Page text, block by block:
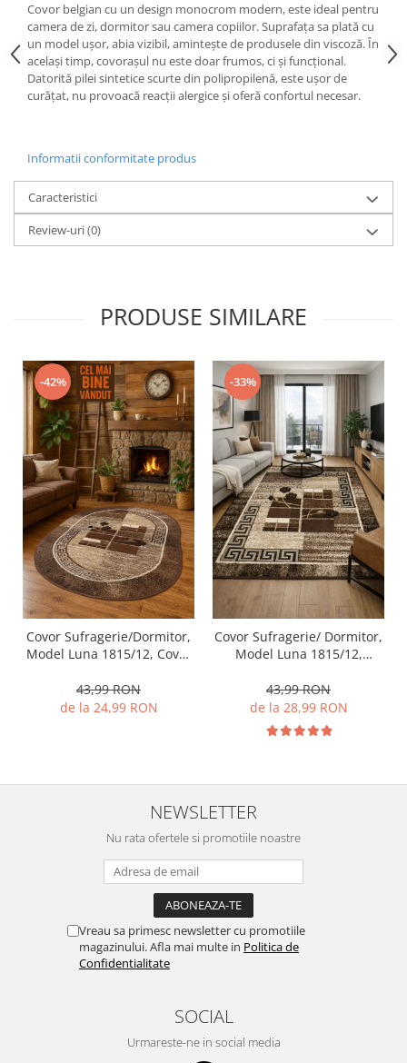
Covor belgian cu un design monocrom modern, este ideal pentru
camera de zi, dormitor sau camera copiilor. Suprafața sa plată cu
un model ușor, abia vizibil, amintește de produsele din viscoză. În
același timp, covorașul nu este doar frumos, ci și funcțional.
Datorită pilei sintetice scurte din polipropilenă, este ușor de
curățat, nu provoacă reacții alergice și oferă confortul necesar.
Informatii conformitate produs
Caracteristici
Review-uri(0)
PRODUSE SIMILARE
-42%
Covor Sufragerie/Dormitor,
Model Luna 1815/12, Covor
43,99 RON
de la 24,99 RON
-33%
Covor Sufragerie/ Dormitor,
Model Luna 1815/12,
43,99 RON
de la 28,99 RON
NEWSLETTER
Nu rata ofertele si promotiile noastre
Vreau sa primesc newsletter cu promotiile
magazinului. Afla mai multe in Politica de
Confidentialitate
SOCIAL
Urmareste-ne in social media